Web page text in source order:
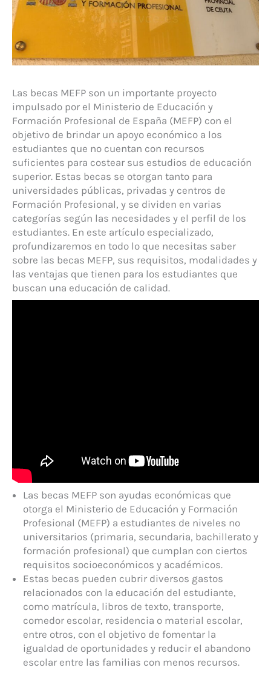
Las becas MEFP son un importante proyecto
impulsado por el Ministerio de Educación y
Formación Profesional de España (MEFP) con el
objetivo de brindar un apoyo económico a los
estudiantes que no cuentan con recursos
suficientes para costear sus estudios de educación
superior. Estas becas se otorgan tanto para
universidades públicas, privadas y centros de
Formación Profesional, y se dividen en varias
categorías según las necesidades y el perfil de los
estudiantes. En este artículo especializado,
profundizaremos en todo lo que necesitas saber
sobre las becas MEFP, sus requisitos, modalidades y
las ventajas que tienen para los estudiantes que
buscan una educación de calidad.
Las becas MEFP son ayudas económicas que
otorga el Ministerio de Educación y Formación
Profesional (MEFP) a estudiantes de niveles no
universitarios (primaria, secundaria, bachillerato y
formación profesional) que cumplan con ciertos
requisitos socioeconómicos y académicos.
Estas becas pueden cubrir diversos gastos
relacionados con la educación del estudiante,
como matrícula, libros de texto, transporte,
comedor escolar, residencia o material escolar,
entre otros, con el objetivo de fomentar la
igualdad de oportunidades y reducir el abandono
escolar entre las familias con menos recursos.